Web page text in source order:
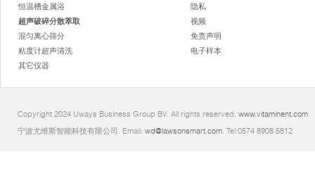
恒温槽金属浴
超声破碎分散萃取
混匀离心筛分
粘度计超声清洗
其它仪器
隐私
视频
免责声明
电子样本
Copyright 2024 Uways Business Group BV. All rights reserved. www.vitaminent.com
宁波尤维斯智能科技有限公司. Email: wd@lawsonsmart.com. Tel:0574 8908 5812